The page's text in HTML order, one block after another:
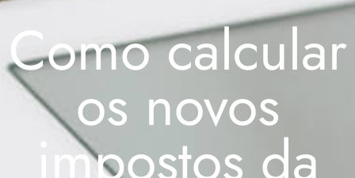
Como calcular
os novos
impostos da